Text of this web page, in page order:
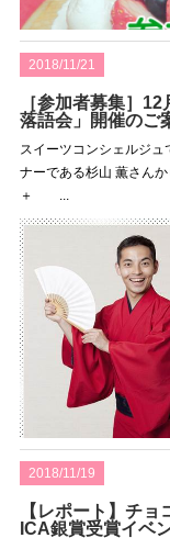
2018/11/21
［参加者募集］
落語会」開催のご
スイーツコンシェルジ
ナーである杉山 薫さ
＋ ...
2018/11/19
【レポート】チ
ICA銀賞受賞イベ